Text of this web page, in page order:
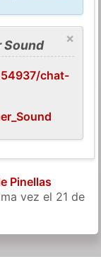
×
Sound
chat-
Pinellas
vez el 21 de